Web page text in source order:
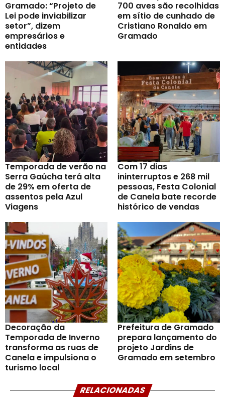
Gramado: “Projeto de
Lei pode inviabilizar
setor”, dizem
empresários e
entidades
700 aves são recolhidas
em sítio de cunhado de
Cristiano Ronaldo em
Gramado
Temporada de verão na
Serra Gaúcha terá alta
de 29% em oferta de
assentos pela Azul
Viagens
Com 17 dias
ininterruptos e 268 mil
pessoas, Festa Colonial
de Canela bate recorde
histórico de vendas
Decoração da
Temporada de Inverno
transforma as ruas de
Canela e impulsiona o
turismo local
Prefeitura de Gramado
prepara lançamento do
projeto Jardins de
Gramado em setembro
RELACIONADAS